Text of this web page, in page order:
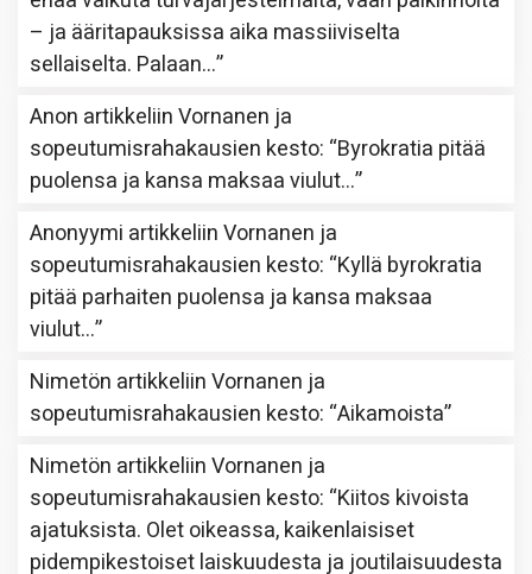
– ja ääritapauksissa aika massiiviselta
sellaiselta. Palaan…”
Anon artikkeliinVornanen ja
sopeutumisrahakausien kesto: “Byrokratia pitää
puolensa ja kansa maksaa viulut…”
Anonyymi artikkeliinVornanen ja
sopeutumisrahakausien kesto: “Kyllä byrokratia
pitää parhaiten puolensa ja kansa maksaa
viulut…”
Nimetön artikkeliinVornanen ja
sopeutumisrahakausien kesto: “Aikamoista”
Nimetön artikkeliinVornanen ja
sopeutumisrahakausien kesto: “Kiitos kivoista
ajatuksista. Olet oikeassa, kaikenlaisiset
pidempikestoiset laiskuudesta ja joutilaisuudesta